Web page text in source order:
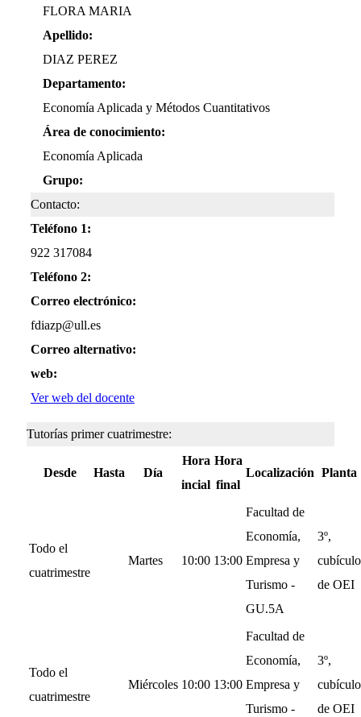
FLORA MARIA
Apellido:
DIAZ PEREZ
Departamento:
Economía Aplicada y Métodos Cuantitativos
Área de conocimiento:
Economía Aplicada
Grupo:
Contacto:
Teléfono 1:
922 317084
Teléfono 2:
Correo electrónico:
fdiazp@ull.es
Correo alternativo:
web:
Ver web del docente
Tutorías primer cuatrimestre:
Desde Hasta Día
Hora
incial
Hora
final
Localización Planta
Todo el
cuatrimestre
Martes 10:00 13:00
Facultad de
Economía,
Empresa y
Turismo -
GU.5A
3º,
cubículo
de OEI
Todo el
cuatrimestre
Miércoles 10:00 13:00
Facultad de
Economía,
Empresa y
Turismo -
3º,
cubículo
de OEI